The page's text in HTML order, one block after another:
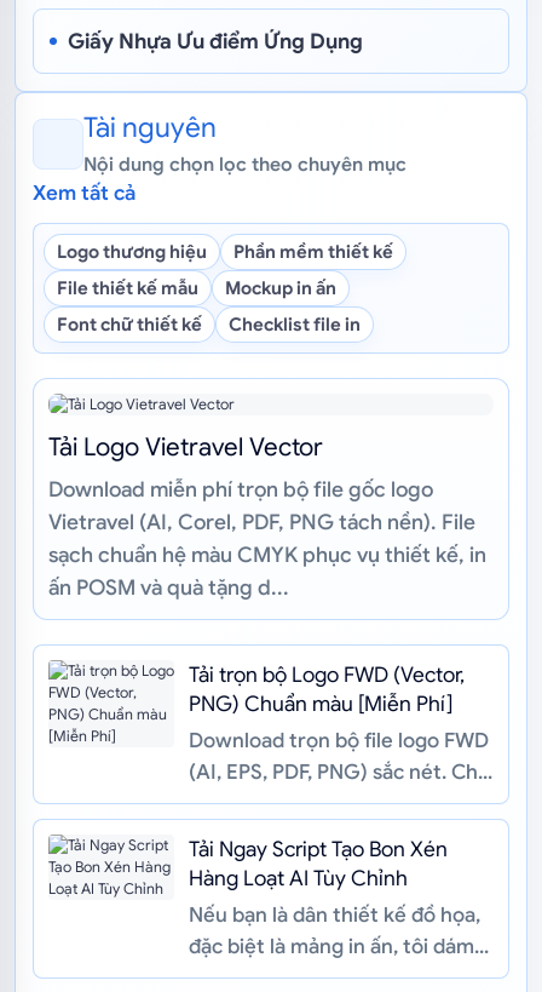
định lượng gsm, gia công và
chuẩn...
Giấy Nhựa Ưu điểm Ứng Dụng
Tài nguyên
Nội dung chọn lọc theo chuyên mục
Xem tất cả
Logo thương hiệu
Phần mềm thiết kế
File thiết kế mẫu
Mockup in ấn
Font chữ thiết kế
Checklist file in
Tải Logo Vietravel Vector
Download miễn phí trọn bộ file gốc logo
Vietravel (AI, Corel, PDF, PNG tách nền). File
sạch chuẩn hệ màu CMYK phục vụ thiết kế, in
ấn POSM và quà tặng d...
Tải trọn bộ Logo FWD (Vector,
PNG) Chuẩn màu [Miễn Phí]
Download trọn bộ file logo FWD
(AI, EPS, PDF, PNG) sắc nét. Chia
sẻ ý nghĩa logo FWD và giải
pháp in ấn quà tặng, đồn...
Tải Ngay Script Tạo Bon Xén
Hàng Loạt AI Tùy Chỉnh
Nếu bạn là dân thiết kế đồ họa,
đặc biệt là mảng in ấn, tôi dám
cá rằng bạn đã từng "phát điên"